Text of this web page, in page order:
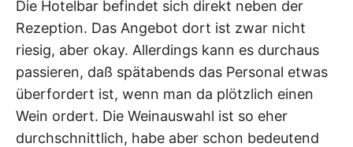
Die Hotelbar befindet sich direkt neben der
Rezeption. Das Angebot dort ist zwar nicht
riesig, aber okay. Allerdings kann es durchaus
passieren, daß spätabends das Personal etwas
überfordert ist, wenn man da plötzlich einen
Wein ordert. Die Weinauswahl ist so eher
durchschnittlich, habe aber schon bedeutend